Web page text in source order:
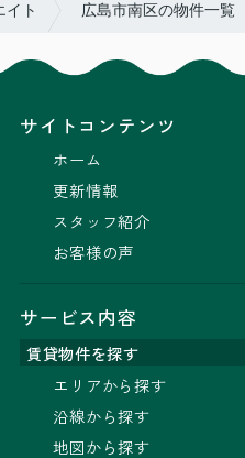
イト 広島市南区の物件一覧
サイトコンテンツ
ホーム
更新情報
スタッフ紹介
お客様の声
サービス内容
賃貸物件を探す
エリアから探す
沿線から探す
地図から探す